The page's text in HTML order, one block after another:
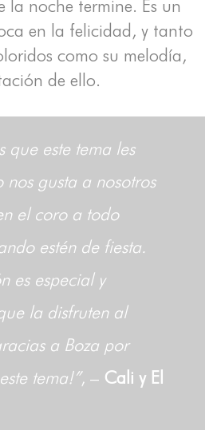
la noche termine. Es un
en la felicidad, y tanto
como su melodía,
de ello.
que este tema les
nos gusta a nosotros
el coro a todo
estén de fiesta.
es especial y
la disfruten al
a Boza por
tema!”, – Cali y El